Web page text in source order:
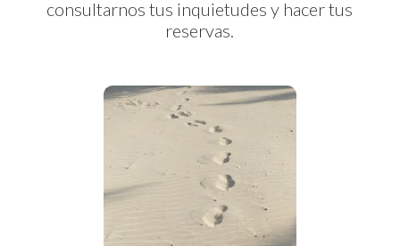
consultarnos tus inquietudes y hacer tus
reservas.